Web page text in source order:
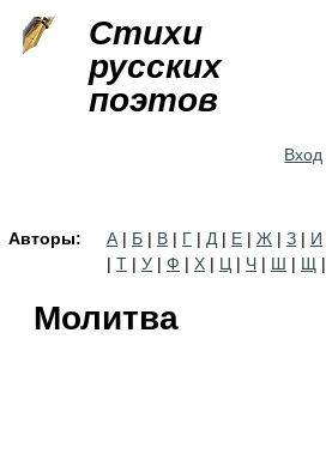
Стихи
русских
поэтов
Вход
Авторы: А | Б | В | Г | Д | Е | Ж | З | И
| Т | У | Ф | Х | Ц | Ч | Ш | Щ |
Молитва